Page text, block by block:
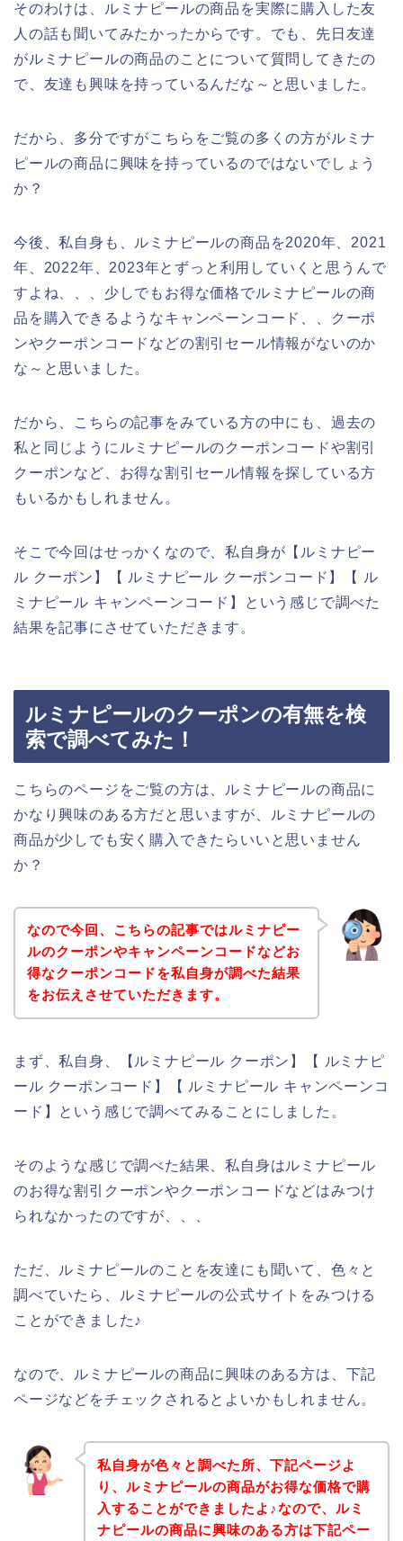
そのわけは、ルミナピールの商品を実際に購入した友
人の話も聞いてみたかったからです。でも、先日友達
がルミナピールの商品のことについて質問してきたの
で、友達も興味を持っているんだな～と思いました。
だから、多分ですがこちらをご覧の多くの方がルミナ
ピールの商品に興味を持っているのではないでしょう
か？
今後、私自身も、ルミナピールの商品を2020年、2021
年、2022年、2023年とずっと利用していくと思うんで
すよね、、、少しでもお得な価格でルミナピールの商
品を購入できるようなキャンペーンコード、、クーポ
ンやクーポンコードなどの割引セール情報がないのか
な～と思いました。
だから、こちらの記事をみている方の中にも、過去の
私と同じようにルミナピールのクーポンコードや割引
クーポンなど、お得な割引セール情報を探している方
もいるかもしれません。
そこで今回はせっかくなので、私自身が【ルミナピー
ル クーポン】【 ルミナピール クーポンコード】【 ル
ミナピール キャンペーンコード】という感じで調べた
結果を記事にさせていただきます。
ルミナピールのクーポンの有無を検
索で調べてみた！
こちらのページをご覧の方は、ルミナピールの商品に
かなり興味のある方だと思いますが、ルミナピールの
商品が少しでも安く購入できたらいいと思いません
か？
なので今回、こちらの記事ではルミナピー
ルのクーポンやキャンペーンコードなどお
得なクーポンコードを私自身が調べた結果
をお伝えさせていただきます。
まず、私自身、【ルミナピール クーポン】【 ルミナピ
ール クーポンコード】【 ルミナピール キャンペーンコ
ード】という感じで調べてみることにしました。
そのような感じで調べた結果、私自身はルミナピール
のお得な割引クーポンやクーポンコードなどはみつけ
られなかったのですが、、、
ただ、ルミナピールのことを友達にも聞いて、色々と
調べていたら、ルミナピールの公式サイトをみつける
ことができました♪
なので、ルミナピールの商品に興味のある方は、下記
ページなどをチェックされるとよいかもしれません。
私自身が色々と調べた所、下記ページよ
り、ルミナピールの商品がお得な価格で購
入することができましたよ♪なので、ルミ
ナピールの商品に興味のある方は下記ペー